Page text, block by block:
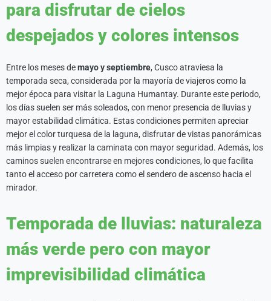
para disfrutar de cielos
despejados y colores intensos
Entre los meses demayo y septiembre, Cusco atraviesa la
temporada seca, considerada por la mayoría de viajeros como la
mejor época para visitar la Laguna Humantay. Durante este periodo,
los días suelen ser más soleados, con menor presencia de lluvias y
mayor estabilidad climática. Estas condiciones permiten apreciar
mejor el color turquesa de la laguna, disfrutar de vistas panorámicas
más limpias y realizar la caminata con mayor seguridad. Además, los
caminos suelen encontrarse en mejores condiciones, lo que facilita
tanto el acceso por carretera como el sendero de ascenso hacia el
mirador.
Temporada de lluvias: naturaleza
más verde pero con mayor
imprevisibilidad climática